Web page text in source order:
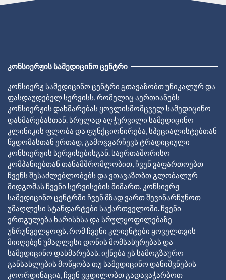
ᲙᲝᲜᲡᲘᲔᲠᲟᲘᲡ ᲡᲐᲛᲔᲓᲘᲪᲘᲜᲝ ᲪᲔᲜᲢᲠᲘ
კონსიერჟ სამედიცინო ცენტრი გთავაზობთ უნიკალურ და
ფასდაუდებელ სერვისს, რომელიც აერთიანებს
კონსიერჟის დახმარებას ყოვლისმომცველ სამედიცინო
დახმარებასთან. სრულად აღჭურვილი სამედიცინო
კლინიკის ფლობა და ფუნქციონირება, სპეციალისტებთან
წვდომასთან ერთად, გამოგვარჩევს ტრადიციული
კონსიერჟის სერვისებისგან. საერთაშორისო
კომპანიებთან თანამშრომლობით, ჩვენ ვაფართოებთ
ჩვენს შესაძლებლობებს და ვთავაზობთ გლობალურ
მიდგომას ჩვენი სერვისების მიმართ. კონსიერჟ
სამედიცინო ცენტრში ჩვენ მზად ვართ შევინარჩუნოთ
უმაღლესი სტანდარტები საქართველოში. ჩვენი
ერთგულება ხარისხსა და სრულყოფილებაზე
უზრუნველყოფს, რომ ჩვენი კლიენტები ყოველთვის
მიიღებენ უმაღლესი დონის მომსახურებას და
სამედიცინო დახმარებას. იქნება ეს სამოგზაურო
განსახლების მოწყობა თუ სამედიცინო დანიშვნების
კოორდინაცია, ჩვენ ვცდილობთ გადავაჭარბოთ